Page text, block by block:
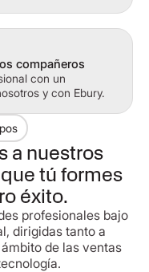
compañeros
con un
y con Ebury.
a nuestros
tú formes
éxito.
profesionales bajo
dirigidas tanto a
de las ventas